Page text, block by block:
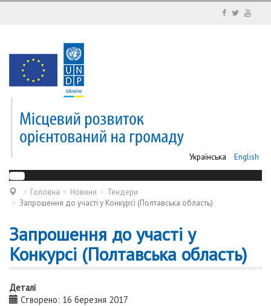
Українська English
Головна Новини
Тендери
Запрошення до участі у Конкурсі (Полтавська область)
Запрошення до участі у
Конкурсі (Полтавська область)
Деталі
Створено: 16 березня 2017